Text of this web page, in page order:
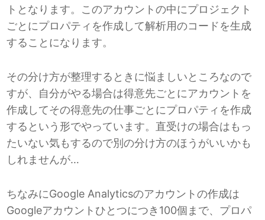
トとなります。このアカウントの中にプロジェクト
ごとにプロパティを作成して解析用のコードを生成
することになります。
その分け方が整理するときに悩ましいところなので
すが、自分がやる場合は得意先ごとにアカウントを
作成してその得意先の仕事ごとにプロパティを作成
するという形でやっています。直受けの場合はもっ
たいない気もするので別の分け方のほうがいいかも
しれませんが…
ちなみにGoogle Analyticsのアカウントの作成は
Googleアカウントひとつにつき100個まで、プロパ